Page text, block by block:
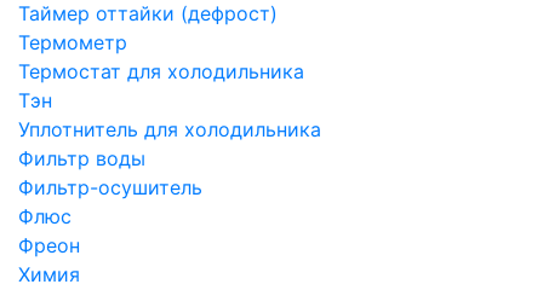
Таймер оттайки (дефрост)
Термометр
Термостат для холодильника
Тэн
Уплотнитель для холодильника
Фильтр воды
Фильтр-осушитель
Флюс
Фреон
Химия